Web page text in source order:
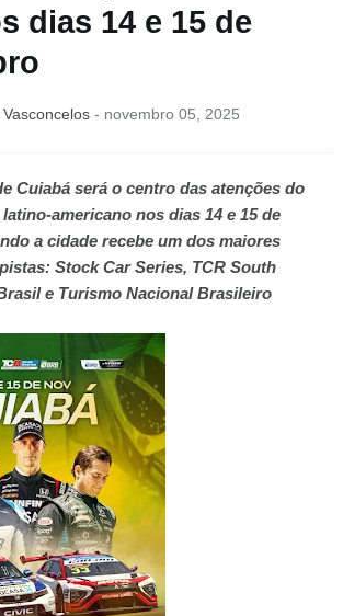
dias 14 e 15 de
- novembro 05, 2025
Cuiabá será o centro das atenções do
americano nos dias 14 e 15 de
a cidade recebe um dos maiores
Stock Car Series, TCR South
e Turismo Nacional Brasileiro